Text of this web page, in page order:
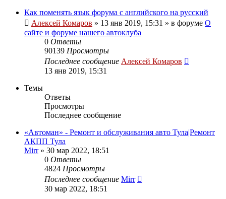
Как поменять язык форума с английского на русский
Алексей Комаров » 13 янв 2019, 15:31 » в форуме О
сайте и форуме нашего автоклуба
0 Ответы
90139 Просмотры
Последнее сообщение Алексей Комаров
13 янв 2019, 15:31
Темы
Ответы
Просмотры
Последнее сообщение
«Автоман» - Ремонт и обслуживания авто Тула|Ремонт
АКПП Тула
Mirr» 30 мар 2022, 18:51
0 Ответы
4824 Просмотры
Последнее сообщение Mirr
30 мар 2022, 18:51